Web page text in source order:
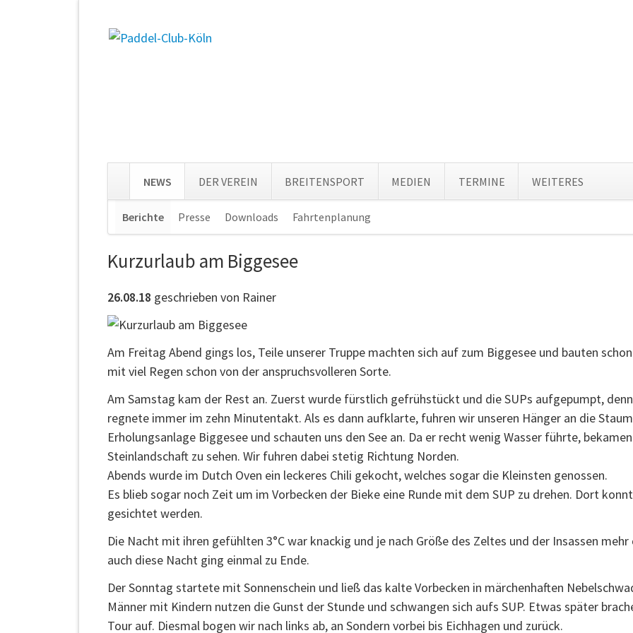
NEWS DER VEREIN BREITENSPORT MEDIEN TERMINE WEITERES
überspringen
Berichte Presse Downloads Fahrtenplanung
Kurzurlaub am Biggesee
26.08.18 geschrieben von Rainer
Am Freitag Abend gings los, Teile unserer Truppe machten sich auf zum Biggesee und bauten
mit viel Regen schon von der anspruchsvolleren Sorte.
Am Samstag kam der Rest an. Zuerst wurde fürstlich gefrühstückt und die SUPs aufgepumpt,
regnete immer im zehn Minutentakt. Als es dann aufklarte, fuhren wir unseren Hänger an die
Erholungsanlage Biggesee und schauten uns den See an. Da er recht wenig Wasser führte,
Steinlandschaft zu sehen. Wir fuhren dabei stetig Richtung Norden.
Abends wurde im Dutch Oven ein leckeres Chili gekocht, welches sogar die Kleinsten genossen.
Es blieb sogar noch Zeit um im Vorbecken der Bieke eine Runde mit dem SUP zu drehen. Dort
gesichtet werden.
Die Nacht mit ihren gefühlten 3°C war knackig und je nach Größe des Zeltes und der Insassen
auch diese Nacht ging einmal zu Ende.
Der Sonntag startete mit Sonnenschein und ließ das kalte Vorbecken in märchenhaften
Männer mit Kindern nutzen die Gunst der Stunde und schwangen sich aufs SUP. Etwas später
Tour auf. Diesmal bogen wir nach links ab, an Sondern vorbei bis Eichhagen und zurück.